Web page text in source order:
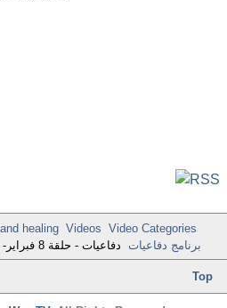
healing Videos Video Categories
برنامج دفاعيات دفاعيات - حلقة 8 فبراير- من هو كاتب أنجيل القديس يوحنا؟
Top